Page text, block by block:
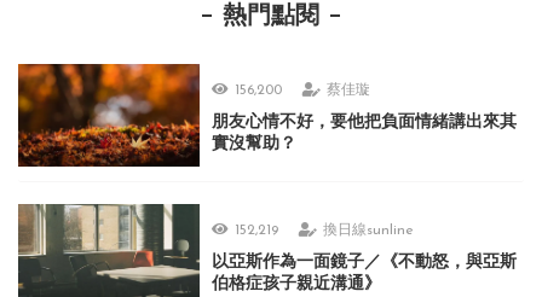
熱門點閱
156,200 蔡佳璇
朋友心情不好，要他把負面情緒講出來其
實沒幫助？
152,219 換日線sunline
以亞斯作為一面鏡子／《不動怒，與亞斯
伯格症孩子親近溝通》